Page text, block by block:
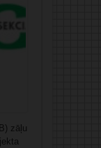
zāļu